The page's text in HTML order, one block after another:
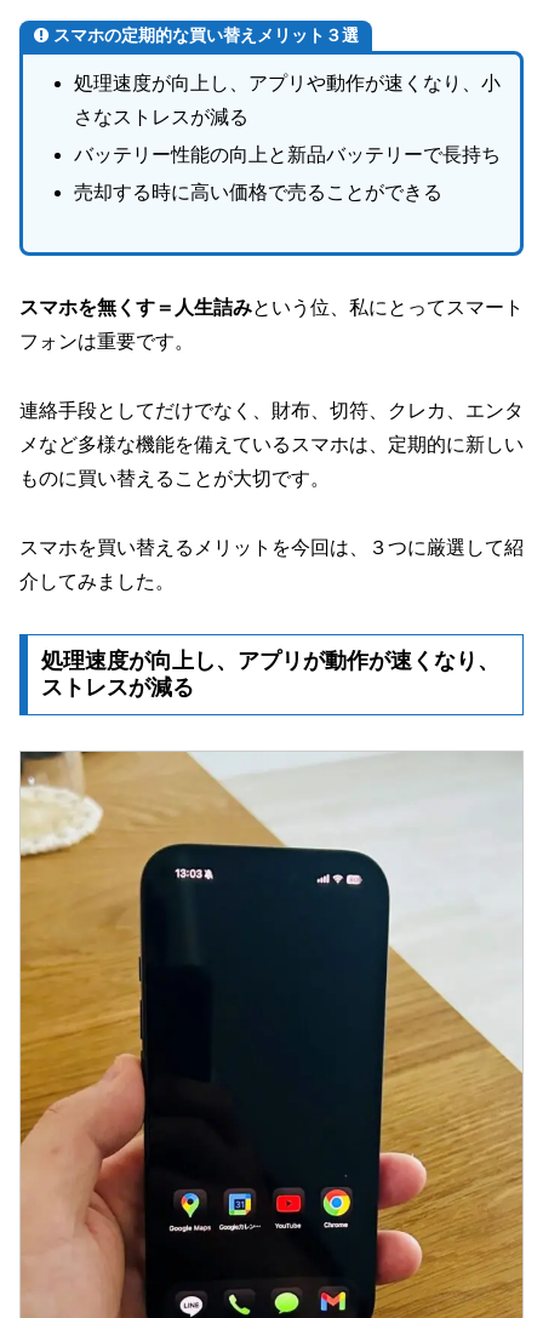
スマホの定期的な買い替えメリット３選
処理速度が向上し、アプリや動作が速くなり、小
さなストレスが減る
バッテリー性能の向上と新品バッテリーで長持ち
売却する時に高い価格で売ることができる
スマホを無くす＝人生詰みという位、私にとってスマート
フォンは重要です。
連絡手段としてだけでなく、財布、切符、クレカ、エンタ
メなど多様な機能を備えているスマホは、定期的に新しい
ものに買い替えることが大切です。
スマホを買い替えるメリットを今回は、３つに厳選して紹
介してみました。
処理速度が向上し、アプリが動作が速くなり、
ストレスが減る